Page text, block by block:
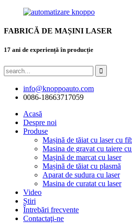
FABRICĂ DE MAȘINI LASER
17 ani de experiență în producție
info@knoppoauto.com
0086-18663717059
Acasă
Despre noi
Produse
Mașină de tăiat cu laser cu
Masina de gravat cu taiere
Mașină de marcat cu laser
Mașină de tăiat cu plasmă
Aparat de sudura cu laser
Masina de curatat cu laser
Video
Știri
Întrebări frecvente
Contactaţi-ne